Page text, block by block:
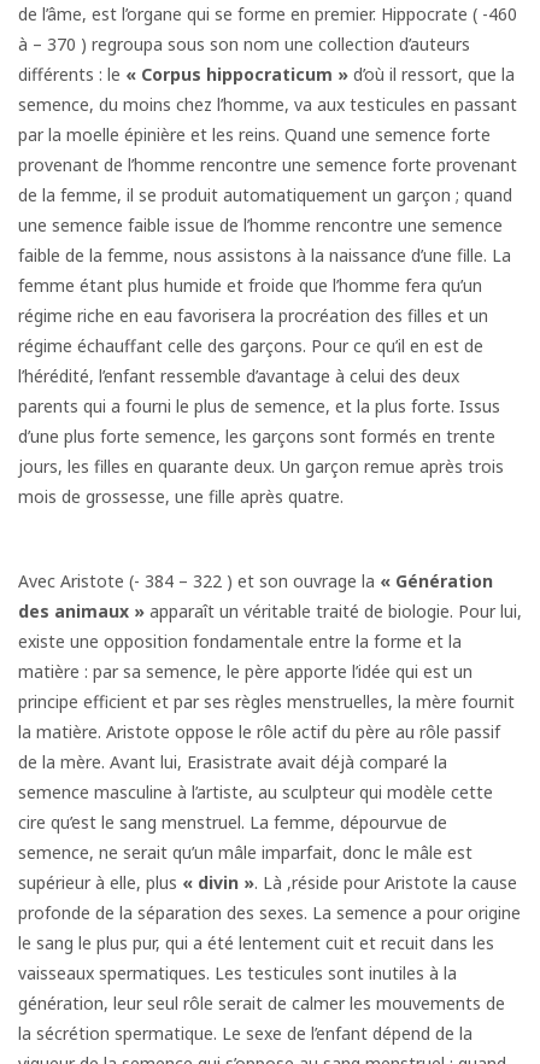
de l’âme, est l’organe qui se forme en premier. Hippocrate ( -460
à – 370 ) regroupa sous son nom une collection d’auteurs
différents : le « Corpus hippocraticum » d’où il ressort, que la
semence, du moins chez l’homme, va aux testicules en passant
par la moelle épinière et les reins. Quand une semence forte
provenant de l’homme rencontre une semence forte provenant
de la femme, il se produit automatiquement un garçon ; quand
une semence faible issue de l’homme rencontre une semence
faible de la femme, nous assistons à la naissance d’une fille. La
femme étant plus humide et froide que l’homme fera qu’un
régime riche en eau favorisera la procréation des filles et un
régime échauffant celle des garçons. Pour ce qu’il en est de
l’hérédité, l’enfant ressemble d’avantage à celui des deux
parents qui a fourni le plus de semence, et la plus forte. Issus
d’une plus forte semence, les garçons sont formés en trente
jours, les filles en quarante deux. Un garçon remue après trois
mois de grossesse, une fille après quatre.
Avec Aristote (- 384 – 322 ) et son ouvrage la « Génération
des animaux » apparaît un véritable traité de biologie. Pour lui,
existe une opposition fondamentale entre la forme et la
matière : par sa semence, le père apporte l’idée qui est un
principe efficient et par ses règles menstruelles, la mère fournit
la matière. Aristote oppose le rôle actif du père au rôle passif
de la mère. Avant lui, Erasistrate avait déjà comparé la
semence masculine à l’artiste, au sculpteur qui modèle cette
cire qu’est le sang menstruel. La femme, dépourvue de
semence, ne serait qu’un mâle imparfait, donc le mâle est
supérieur à elle, plus « divin ». Là ,réside pour Aristote la cause
profonde de la séparation des sexes. La semence a pour origine
le sang le plus pur, qui a été lentement cuit et recuit dans les
vaisseaux spermatiques. Les testicules sont inutiles à la
génération, leur seul rôle serait de calmer les mouvements de
la sécrétion spermatique. Le sexe de l’enfant dépend de la